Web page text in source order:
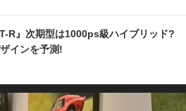
R』次期型は1000ps級ハイブリッド?
インを予測!